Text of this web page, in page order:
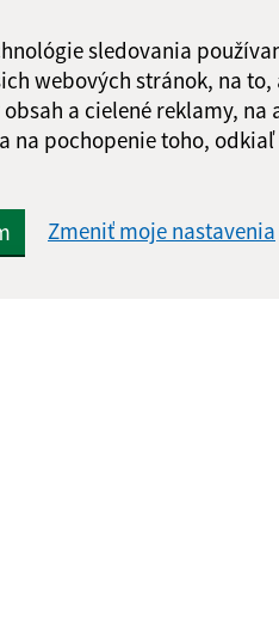
sledovania
webových stránok, na to,
a cielené reklamy, na
na pochopenie toho,
Zmeniť moje nastavenia